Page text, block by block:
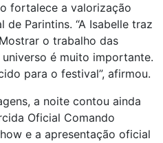
fortalece a valorização
Parintins. “A Isabelle traz
o trabalho das
é muito importante.
para o festival”, afirmou.
a noite contou ainda
Oficial Comando
e a apresentação oficial